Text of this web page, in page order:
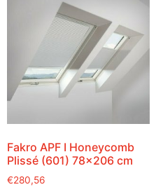
Fakro APF I Honeycomb
Plissé (601) 78×206 cm
€280,56